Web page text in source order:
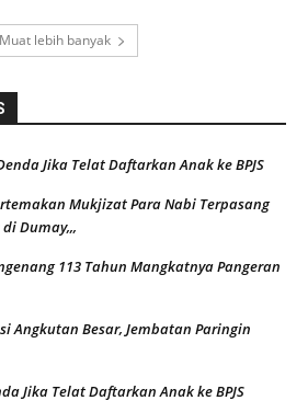
Muat lebih banyak
Jika Telat Daftarkan Anak ke BPJS
Mukjizat Para Nabi Terpasang
Dumay,,,
113 Tahun Mangkatnya Pangeran
Angkutan Besar, Jembatan Paringin
Jika Telat Daftarkan Anak ke BPJS